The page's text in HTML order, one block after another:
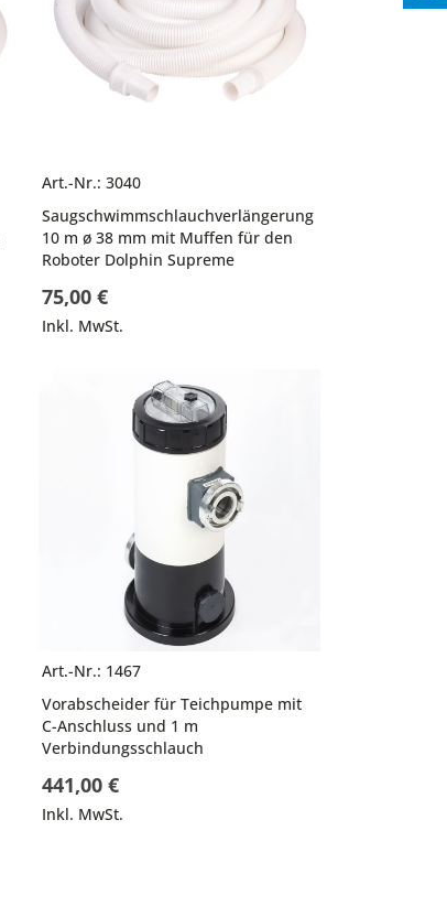
Art.-Nr.: 3040
Saugschwimmschlauchverlängerung
10 m ø 38 mm mit Muffen für den
Roboter Dolphin Supreme
75,00 €
Inkl. MwSt.
Art.-Nr.: 1467
Vorabscheider für Teichpumpe mit
C-Anschluss und 1 m
Verbindungsschlauch
441,00 €
Inkl. MwSt.